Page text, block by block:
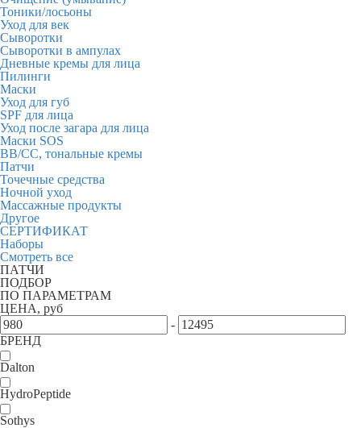
Тоники/лосьоны
Уход для век
Сыворотки
Сыворотки в ампулах
Дневные кремы для лица
Пилинги
Маски
Уход для губ
SPF для лица
Уход после загара для лица
Маски SOS
BB/CC, тональные кремы
Патчи
Точечные средства
Ночной уход
Массажные продукты
Другое
СЕРТИФИКАТ
Наборы
Смотреть все
ПАТЧИ
ПОДБОР
ПО ПАРАМЕТРАМ
ЦЕНА, руб
-
БРЕНД
Dalton
HydroPeptide
Sothys